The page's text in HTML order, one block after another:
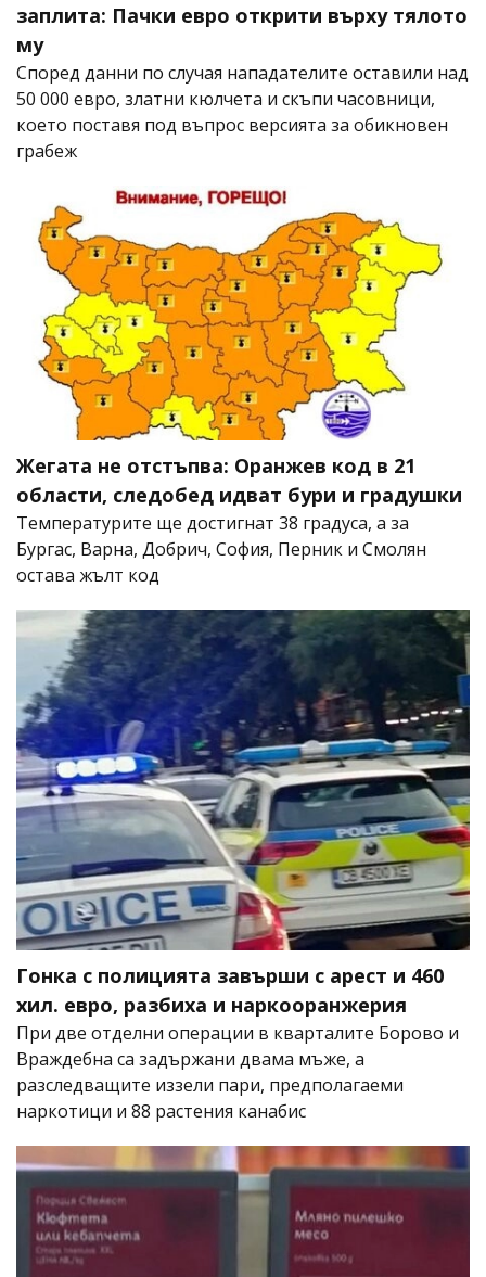
заплита: Пачки евро открити върху тялото
му
Според данни по случая нападателите оставили над
50 000 евро, златни кюлчета и скъпи часовници,
което поставя под въпрос версията за обикновен
грабеж
Жегата не отстъпва: Оранжев код в 21
области, следобед идват бури и градушки
Температурите ще достигнат 38 градуса, а за
Бургас, Варна, Добрич, София, Перник и Смолян
остава жълт код
Гонка с полицията завърши с арест и 460
хил. евро, разбиха и наркооранжерия
При две отделни операции в кварталите Борово и
Враждебна са задържани двама мъже, а
разследващите иззели пари, предполагаеми
наркотици и 88 растения канабис